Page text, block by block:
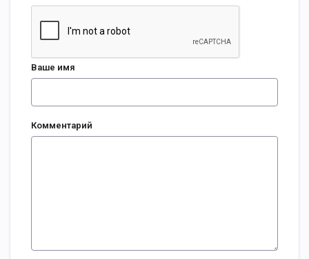
Ваше имя
Комментарий